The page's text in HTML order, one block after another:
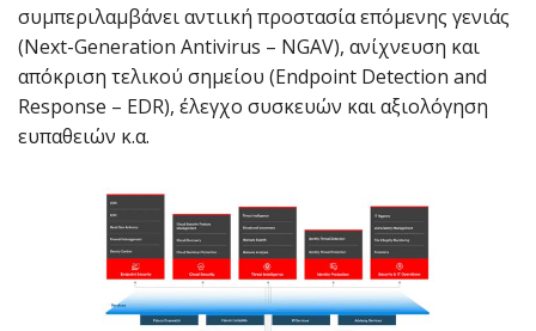
συμπεριλαμβάνει αντιική προστασία επόμενης γενιάς
(Next-Generation Antivirus – NGAV), ανίχνευση και
απόκριση τελικού σημείου (Endpoint Detection and
Response – EDR), έλεγχο συσκευών και αξιολόγηση
ευπαθειών κ.α.